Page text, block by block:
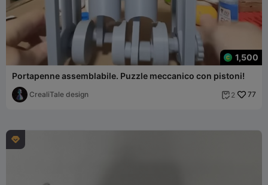
1,500
Portapenne assemblabile. Puzzle meccanico con pistoni!
CrealiTale design  2 77
